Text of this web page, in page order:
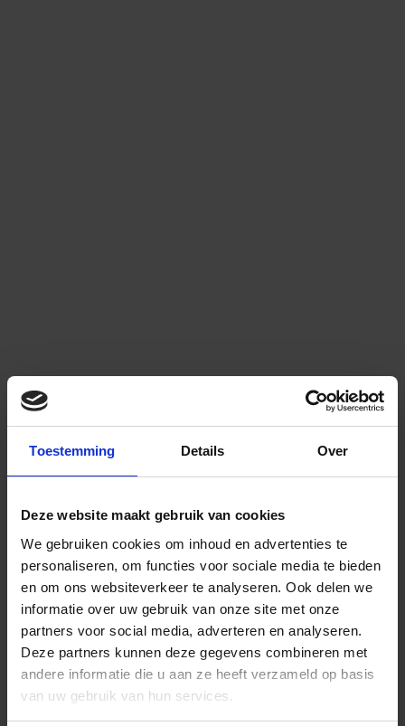
Toestemming Details Over
Deze website maakt gebruik van cookies
We gebruiken cookies om inhoud en advertenties te
personaliseren, om functies voor sociale media te bieden
en om ons websiteverkeer te analyseren. Ook delen we
informatie over uw gebruik van onze site met onze
partners voor social media, adverteren en analyseren.
Deze partners kunnen deze gegevens combineren met
andere informatie die u aan ze heeft verzameld op basis
van uw gebruik van hun services.